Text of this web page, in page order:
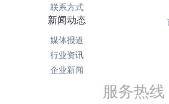
联系方式
新闻动态
媒体报道
行业资讯
企业新闻
服务热线